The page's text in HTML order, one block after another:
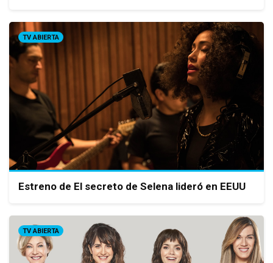
TV ABIERTA
Estreno de El secreto de Selena lideró en EEUU
TV ABIERTA